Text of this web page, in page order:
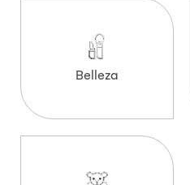
Belleza